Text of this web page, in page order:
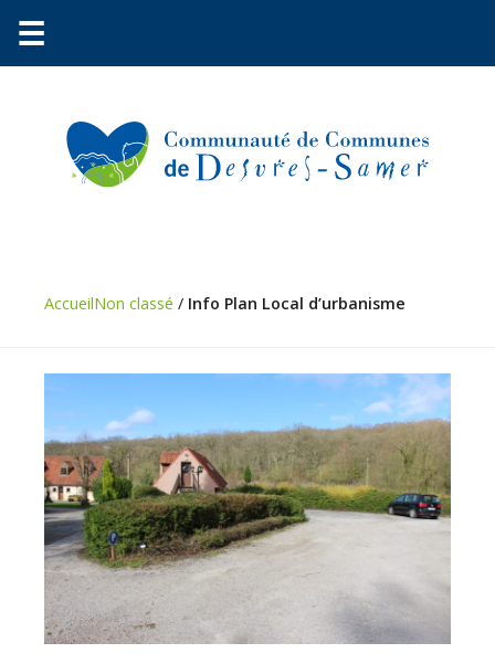
Environnement
Vie
pratique
Économie
Les
31
communes
Actualités
☰
AccueilNon classé / Info Plan Local d’urbanisme